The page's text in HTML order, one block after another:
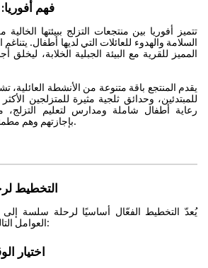
فهم
تتميز أفوريا بين منتجعات التزلج ببيئتها
السلامة والهدوء للعائلات التي لديها أطفال.
المميز للقرية مع البيئة الجبلية الخلابة،
يقدم المنتجع باقة متنوعة من الأنشطة
للمبتدئين، وحدائق ثلجية مثيرة للمتزلجين
رعاية أطفال شاملة ومدارس لتعليم التزلج،
بإجازتهم وهم مطمئنون على سلامة أطفالهم.
التخطيط
يُعدّ التخطيط الفعّال أساسيًا لرحلة سلسة
العوامل التالية لتحسين تجربة سفرك:
اختيار